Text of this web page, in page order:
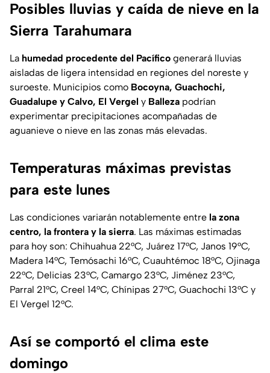
Posibles lluvias y caída de nieve en la
Sierra Tarahumara
La humedad procedente del Pacífico generará lluvias
aisladas de ligera intensidad en regiones del noreste y
suroeste. Municipios como Bocoyna, Guachochi,
Guadalupe y Calvo, El Vergel y Balleza podrían
experimentar precipitaciones acompañadas de
aguanieve o nieve en las zonas más elevadas.
Temperaturas máximas previstas
para este lunes
Las condiciones variarán notablemente entre la zona
centro, la frontera y la sierra. Las máximas estimadas
para hoy son: Chihuahua 22°C, Juárez 17°C, Janos 19°C,
Madera 14°C, Temósachi 16°C, Cuauhtémoc 18°C, Ojinaga
22°C, Delicias 23°C, Camargo 23°C, Jiménez 23°C,
Parral 21°C, Creel 14°C, Chínipas 27°C, Guachochi 13°C y
El Vergel 12°C.
Así se comportó el clima este
domingo